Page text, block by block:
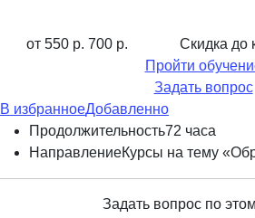
от 550 р. 700 р. Скидка до
Пройти
Задать вопрос
В избранноеДобавленно
Продолжительность72 часа
НаправлениеКурсы на тему
Задать вопрос по